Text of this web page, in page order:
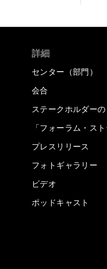
詳細
センター（部門）
会合
ステークホルダー
「フォーラム・スト
プレスリリース
フォトギャラリー
ビデオ
ポッドキャスト